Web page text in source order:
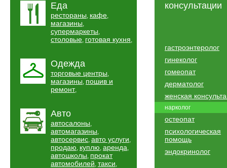
Еда
рестораны, кафе,
магазины,
супермаркеты,
столовые, готовая кухня,
Одежда
торговые центры,
магазины, пошив и
ремонт,
Авто
автосалоны,
автомагазины,
автосервис, авто услуги,
продаю, куплю, аренда,
автошколы, прокат
автомобилей, такси,
консультации
гастроэнтеролог
гинеколог
гомеопат
дерматолог
женская
нарколог
остеопат
психологическая
помощь
эндокринолог